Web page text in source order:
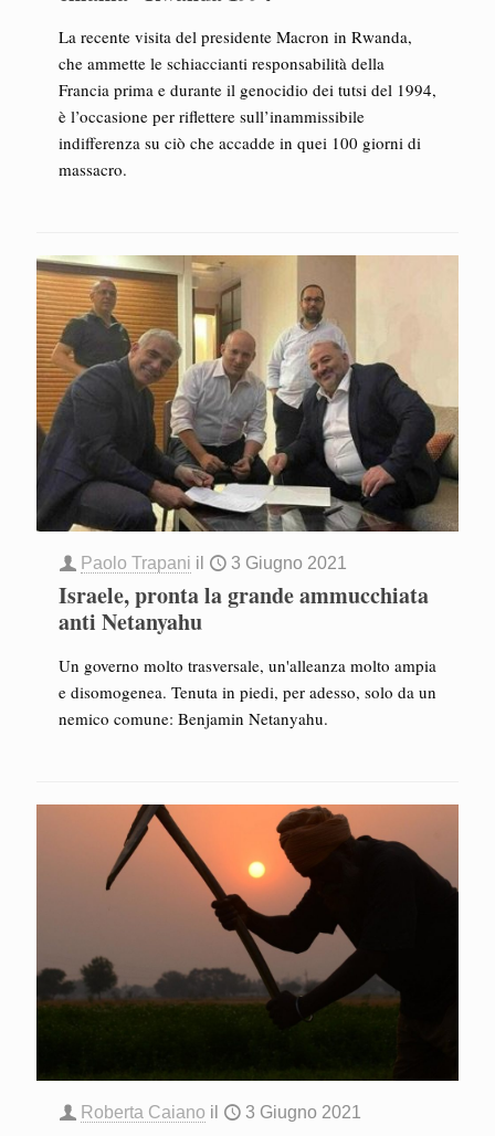
La recente visita del presidente Macron in Rwanda,
che ammette le schiaccianti responsabilità della
Francia prima e durante il genocidio dei tutsi del 1994,
è l’occasione per riflettere sull’inammissibile
indifferenza su ciò che accadde in quei 100 giorni di
massacro.
Paolo Trapani il 3 Giugno 2021
Israele, pronta la grande ammucchiata
anti Netanyahu
Un governo molto trasversale, un'alleanza molto ampia
e disomogenea. Tenuta in piedi, per adesso, solo da un
nemico comune: Benjamin Netanyahu.
Roberta Caiano il 3 Giugno 2021